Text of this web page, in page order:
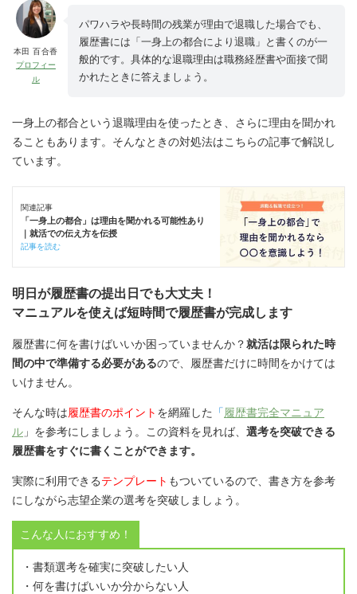
本田 百合香
プロフィー
ル
パワハラや長時間の残業が理由で退職した場合でも、
履歴書には「一身上の都合により退職」と書くのが一
般的です。具体的な退職理由は職務経歴書や面接で聞
かれたときに答えましょう。
一身上の都合という退職理由を使ったとき、さらに理由を聞かれ
ることもあります。そんなときの対処法はこちらの記事で解説し
ています。
関連記事
「一身上の都合」は理由を聞かれる可能性あり
｜就活での伝え方を伝授
記事を読む
明日が履歴書の提出日でも大丈夫！
マニュアルを使えば短時間で履歴書が完成します
履歴書に何を書けばいいか困っていませんか？就活は限られた時
間の中で準備する必要があるので、履歴書だけに時間をかけては
いけません。
そんな時は履歴書のポイント を網羅した 「履歴書完全マニュア
ル 」を参考にしましょう。この資料を見れば、 選考を突破できる
履歴書をすぐに書くことができます。
実際に利用できるテンプレート もついているので、書き方を参考
にしながら志望企業の選考を突破しましょう。
こんな人におすすめ！
・書類選考を確実に突破したい人
・何を書けばいいか分からない人